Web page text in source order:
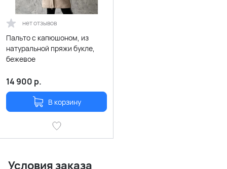
нет отзывов
Пальто с капюшоном, из
натуральной пряжи букле,
бежевое
14 900 р.
В корзину
Условия заказа